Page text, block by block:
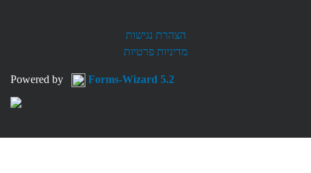
הצהרת נגישות
מדיניות פרטיות
Powered by Forms-Wizard 5.2